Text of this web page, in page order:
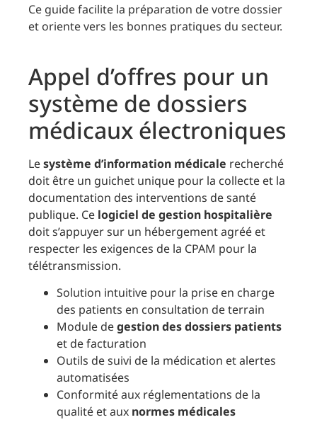
Ce guide facilite la préparation de votre dossier
et oriente vers les bonnes pratiques du secteur.
Appel d’offres pour un
système de dossiers
médicaux électroniques
Lesystème d’information médicale recherché
doit être un guichet unique pour la collecte et la
documentation des interventions de santé
publique. Ce logiciel de gestion hospitalière
doit s’appuyer sur un hébergement agréé et
respecter les exigences de la CPAM pour la
télétransmission.
Solution intuitive pour la prise en charge
des patients en consultation de terrain
Module degestion des dossiers patients
et de facturation
Outils de suivi de la médication et alertes
automatisées
Conformité aux réglementations de la
qualité et aux normes médicales